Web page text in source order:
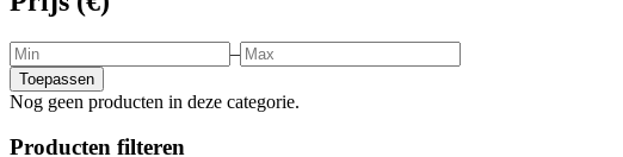
–
Toepassen
Nog geen producten in deze categorie.
Producten filteren